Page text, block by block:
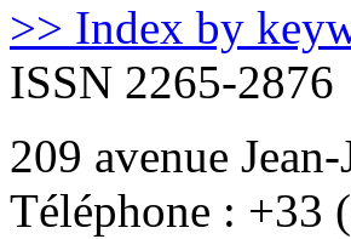
>> Index by
ISSN 2265-2876
209 avenue
Téléphone : +33